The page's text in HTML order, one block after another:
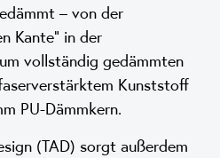
– von der
Kante“ in der
vollständig gedämmten
Kunststoff
PU-Dämmkern.
(TAD) sorgt außerdem